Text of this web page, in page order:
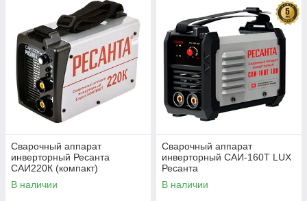
Сварочный аппарат
инверторный Ресанта
САИ220К (компакт)
В наличии
Сварочный аппарат
инверторный САИ-160Т LUX
Ресанта
В наличии